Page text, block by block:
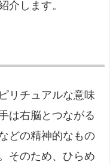
介します。
リチュアルな意味
は右脳とつながる
どの精神的なもの
そのため、ひらめ